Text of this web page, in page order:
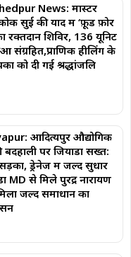
News: मास्टर
सुई की याद में ‘फ़ूड फ़ोर
रक्तदान शिविर, 136 यूनिट
संग्रहित,प्राणिक हीलिंग के
को दी गई श्रद्धांजलि
आदित्यपुर औद्योगिक
बदहाली पर जियाडा सख्त:
ड्रेनेज में जल्द सुधार
MD से मिले पुरेंद्र नारायण
जल्द समाधान का